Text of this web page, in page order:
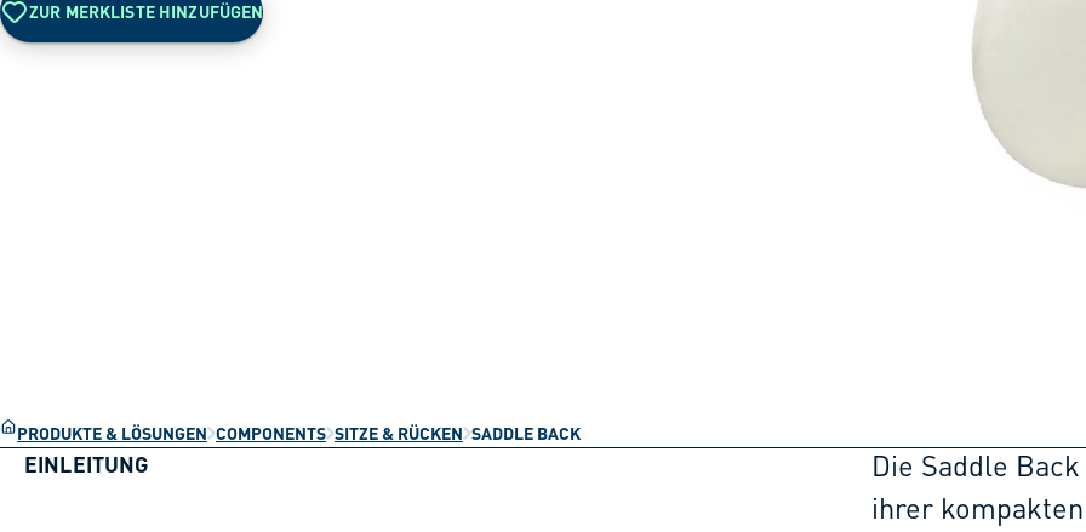
ZUR MERKLISTE HINZUFÜGEN
PRODUKTE & LÖSUNGEN COMPONENTS SITZE & RÜCKEN SADDLE BACK
EINLEITUNG
Die Saddle
ihrer